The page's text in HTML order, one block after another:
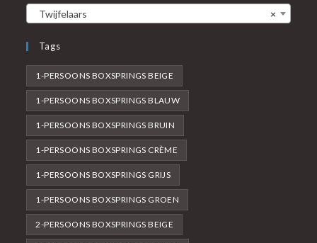
×
Twijfelaars
Tags
1-PERSOONS BOXSPRINGS BEIGE
1-PERSOONS BOXSPRINGS BLAUW
1-PERSOONS BOXSPRINGS BRUIN
1-PERSOONS BOXSPRINGS CRÈME
1-PERSOONS BOXSPRINGS GRIJS
1-PERSOONS BOXSPRINGS GROEN
2-PERSOONS BOXSPRINGS BEIGE